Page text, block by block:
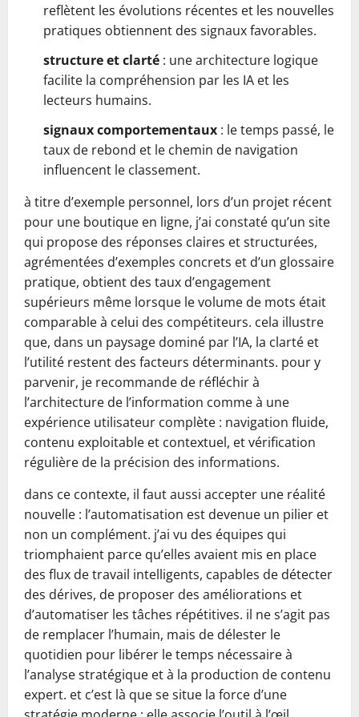
reflètent les évolutions récentes et les nouvelles
pratiques obtiennent des signaux favorables.
structure et clarté : une architecture logique
facilite la compréhension par les IA et les
lecteurs humains.
signaux comportementaux : le temps passé, le
taux de rebond et le chemin de navigation
influencent le classement.
à titre d’exemple personnel, lors d’un projet récent
pour une boutique en ligne, j’ai constaté qu’un site
qui propose des réponses claires et structurées,
agrémentées d’exemples concrets et d’un glossaire
pratique, obtient des taux d’engagement
supérieurs même lorsque le volume de mots était
comparable à celui des compétiteurs. cela illustre
que, dans un paysage dominé par l’IA, la clarté et
l’utilité restent des facteurs déterminants. pour y
parvenir, je recommande de réfléchir à
l’architecture de l’information comme à une
expérience utilisateur complète : navigation fluide,
contenu exploitable et contextuel, et vérification
régulière de la précision des informations.
dans ce contexte, il faut aussi accepter une réalité
nouvelle : l’automatisation est devenue un pilier et
non un complément. j’ai vu des équipes qui
triomphaient parce qu’elles avaient mis en place
des flux de travail intelligents, capables de détecter
des dérives, de proposer des améliorations et
d’automatiser les tâches répétitives. il ne s’agit pas
de remplacer l’humain, mais de délester le
quotidien pour libérer le temps nécessaire à
l’analyse stratégique et à la production de contenu
expert. et c’est là que se situe la force d’une